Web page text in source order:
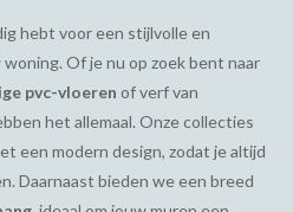
hebt voor een stijlvolle en
Of je nu op zoek bent naar
pvc-vloeren of verf van
het allemaal. Onze collecties
een modern design, zodat je altijd
Daarnaast bieden we een breed